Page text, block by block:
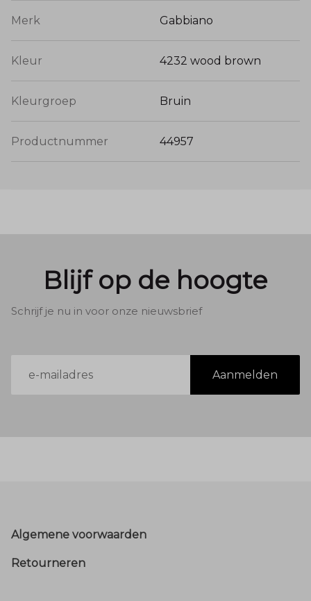
Merk Gabbiano
Kleur 4232 wood brown
Kleurgroep Bruin
Productnummer 44957
Blijf op de hoogte
Schrijf je nu in voor onze nieuwsbrief
mailadres
Aanmelden
Footer
Algemene voorwaarden
Retourneren